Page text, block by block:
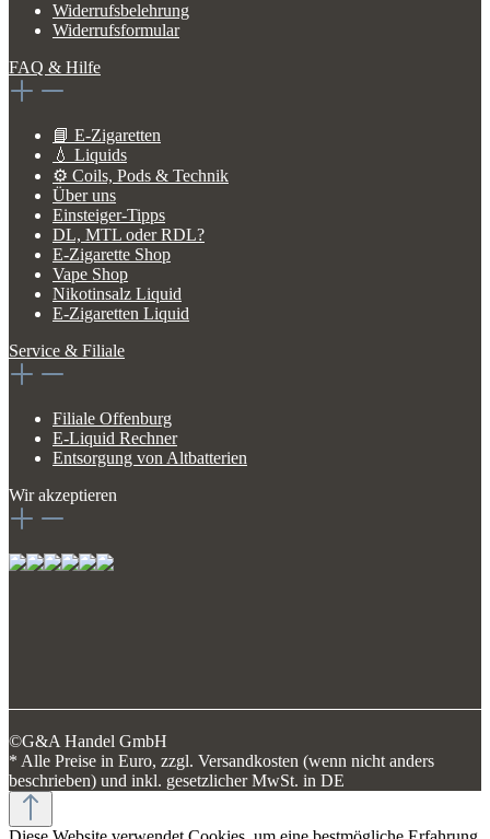
Widerrufsbelehrung
Widerrufsformular
FAQ & Hilfe
📘 E-Zigaretten
💧 Liquids
⚙️ Coils, Pods & Technik
Über uns
Einsteiger-Tipps
DL, MTL oder RDL?
E-Zigarette Shop
Vape Shop
Nikotinsalz Liquid
E-Zigaretten Liquid
Service & Filiale
Filiale Offenburg
E-Liquid Rechner
Entsorgung von Altbatterien
Wir akzeptieren
©G&A Handel GmbH
* Alle Preise in Euro, zzgl. Versandkosten (wenn nicht anders
beschrieben) und inkl. gesetzlicher MwSt. in DE